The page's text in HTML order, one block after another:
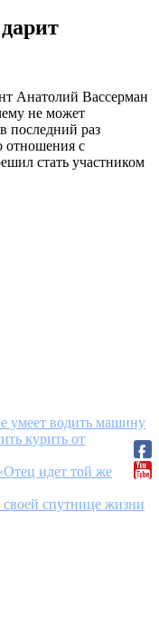
Анатолий Вассерман
не может
последний раз
отношения с
стать участником
умеет водить машину
курить от
идет той же
спутнице жизни